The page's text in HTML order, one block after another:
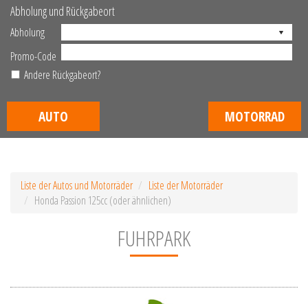
Abholung und Rückgabeort
Abholung
Promo-Code
Andere Rückgabeort?
AUTO MOTORRAD
Liste der Autos und Motorräder
Liste der Motorräder
Honda Passion 125cc (oder ähnlichen)
FUHRPARK